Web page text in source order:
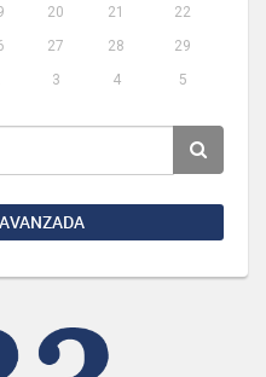
20 21
22
27 28
29
3 4 5